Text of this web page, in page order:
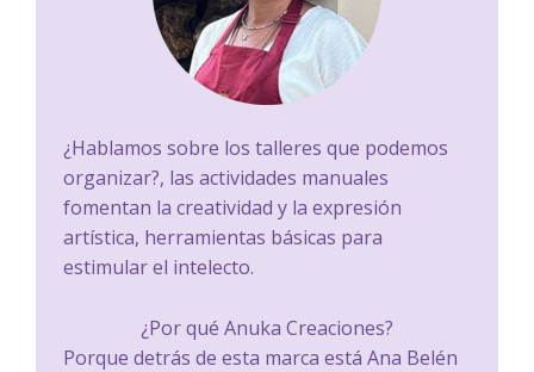
¿Hablamos sobre los talleres que podemos
organizar?, las actividades manuales
fomentan la creatividad y la expresión
artística, herramientas básicas para
estimular el intelecto.
¿Por qué Anuka Creaciones?
Porque detrás de esta marca está Ana Belén